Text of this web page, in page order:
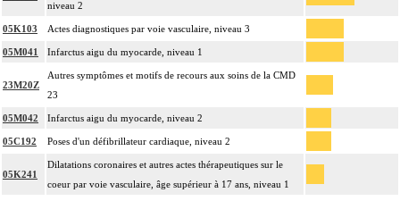
niveau 2
05K103 Actes diagnostiques par voie vasculaire, niveau 3
05M041 Infarctus aigu du myocarde, niveau 1
23M20Z
Autres symptômes et motifs de recours aux soins de la CMD
23
05M042 Infarctus aigu du myocarde, niveau 2
05C192 Poses d'un défibrillateur cardiaque, niveau 2
05K241
Dilatations coronaires et autres actes thérapeutiques sur le
coeur par voie vasculaire, âge supérieur à 17 ans, niveau 1